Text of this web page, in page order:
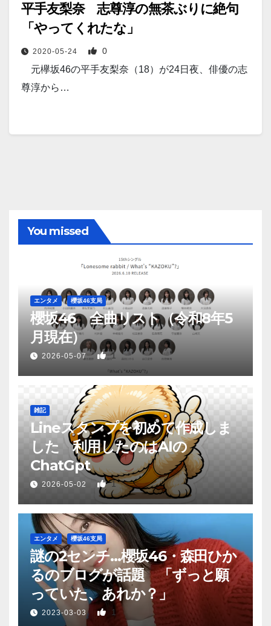
平手友梨奈 志尊淳の無茶ぶりに絶句
「やってくれたな」
2020-05-24 0
元欅坂46の平手友梨奈（18）が24日夜、俳優の志
尊淳から…
You missed
エンタメ 櫻坂46支局
櫻坂46 全曲リスト（令和8年5
月現在）
2026-05-07 1
雑記
Lineスタンプを初めて作成しま
した 利用したのはAIの
ChatGpt
2026-05-02 1
エンタメ 櫻坂46支局
謎の2センチ…櫻坂46・森田ひか
るのブログが話題 「ずっと願
っていた、あれか？」
2023-03-03 1